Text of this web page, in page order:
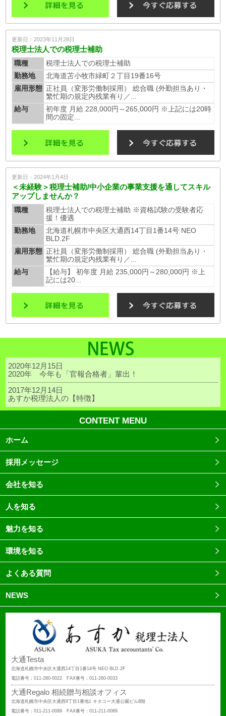
更新日：2023年11月28日
税理士法人での税理士補助
職種
税理士法人での税理士補助
勤務地
北海道苫小牧市緑町２丁目19番16号
雇用形態 正社員（変形労働制採用） 総合職 (外勤担当あり・
繁忙期の規定内残業有り／...
給与
初年度 月給 228,000円～265,000円 ※上記には20時
間の固定...
更新日：2024年1月4日
＜未経験＞税理士補助/中小企業の事業支援を通してスキル
アップしませんか？
職種
税理士法人での税理士補助 ※資格試験の受験者応
援！優遇
勤務地
北海道札幌市中央区大通西14丁目1番14号 NEO
BLD.2F
雇用形態 正社員（変形労働制採用） 総合職 (外勤担当あり・
繁忙期の規定内残業有り／...
給与
【給与】 初年度 月給 235,000円～280,000円 ※上
記には20...
2020年12月15日
2020年 今年も「官報合格者」輩出！
2017年12月14日
あすか税理法人の【特徴】
CONTENT MENU
ホーム
採用メッセージ
会社を知る
人を知る
魅力を知る
環境を知る
よくある質問
NEWS
大通Testa
北海道札幌市中央区大通西14丁目1番14号 NEO BLD.2F
電話番号：011-280-0022 FAX番号：011-280-0033
大通Regalo 相続贈与相談オフィス
北海道札幌市中央区大通西9丁目1番地1 キタコー大通公園ビル8階
電話番号：011-211-0099 FAX番号：011-211-0089